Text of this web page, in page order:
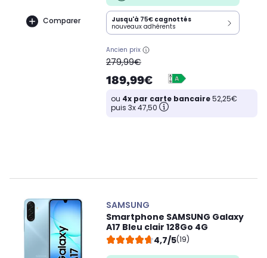
Comparer Jusqu'à 75€ cagnottés
nouveaux adhérents
Ancien prix
oldPrice
279,99€
189,99€
ou 4x par carte bancaire52,25€
puis 3x 47,50
SAMSUNG
Smartphone SAMSUNG Galaxy
A17 Bleu clair 128Go 4G
4,7/5(19)